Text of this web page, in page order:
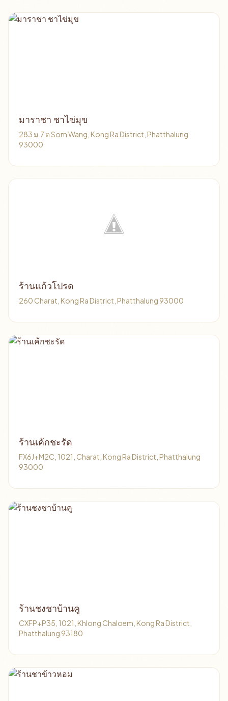
มาราชา ชาไข่มุข
283 ม.7 ต Som Wang, Kong Ra District, Phatthalung
93000
ร้านแก้วโปรด
260 Charat, Kong Ra District, Phatthalung 93000
ร้านเค้กชะรัด
FX6J+M2C, 1021, Charat, Kong Ra District, Phatthalung
93000
ร้านชงชาบ้านคู
CXFP+P35, 1021, Khlong Chaloem, Kong Ra District,
Phatthalung 93180